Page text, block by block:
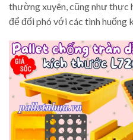
thường xuyên, cũng như thực
để đối phó với các tình huống